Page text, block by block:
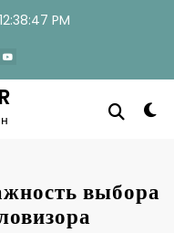
12:38:48 PM
выбора